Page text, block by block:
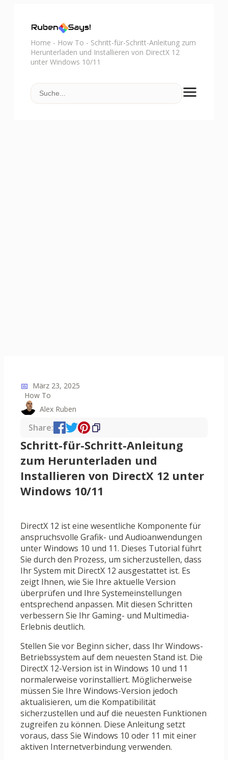
Home - How To - Schritt-für-Schritt-Anleitung zum
Herunterladen und Installieren von DirectX 12
unter Windows 10/11
📅 März 23, 2025
How To
Alex Ruben
Share:
Schritt-für-Schritt-Anleitung
zum Herunterladen und
Installieren von DirectX 12 unter
Windows 10/11
DirectX 12 ist eine wesentliche Komponente für
anspruchsvolle Grafik- und Audioanwendungen
unter Windows 10 und 11. Dieses Tutorial führt
Sie durch den Prozess, um sicherzustellen, dass
Ihr System mit DirectX 12 ausgestattet ist. Es
zeigt Ihnen, wie Sie Ihre aktuelle Version
überprüfen und Ihre Systemeinstellungen
entsprechend anpassen. Mit diesen Schritten
verbessern Sie Ihr Gaming- und Multimedia-
Erlebnis deutlich.
Stellen Sie vor Beginn sicher, dass Ihr Windows-
Betriebssystem auf dem neuesten Stand ist. Die
DirectX 12-Version ist in Windows 10 und 11
normalerweise vorinstalliert. Möglicherweise
müssen Sie Ihre Windows-Version jedoch
aktualisieren, um die Kompatibilität
sicherzustellen und auf die neuesten Funktionen
zugreifen zu können. Diese Anleitung setzt
voraus, dass Sie Windows 10 oder 11 mit einer
aktiven Internetverbindung verwenden.